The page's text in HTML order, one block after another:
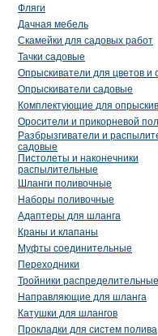
Фляги
Дачная мебель
Скамейки для садовых работ
Тачки садовые
Опрыскиватели для цветов и
Опрыскиватели садовые
Комплектующие для
Оросители и прикорневой
Разбрызгиватели и
садовые
Пистолеты и наконечники
распылительные
Шланги поливочные
Наборы поливочные
Адаптеры для шланга
Краны и клапаны
Муфты соединительные
Переходники
Тройники распределительные
Направляющие для шланга
Катушки для шлангов
Прокладки для систем полива